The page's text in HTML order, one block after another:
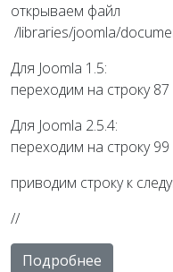
открываем файл
/libraries/joomla/
Для Joomla 1.5:
переходим на строку 87
Для Joomla 2.5.4:
переходим на строку 99
приводим строку к
//
Подробнее